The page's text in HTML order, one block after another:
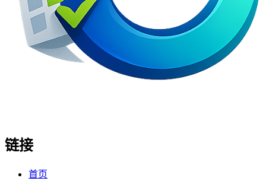
链接
首页